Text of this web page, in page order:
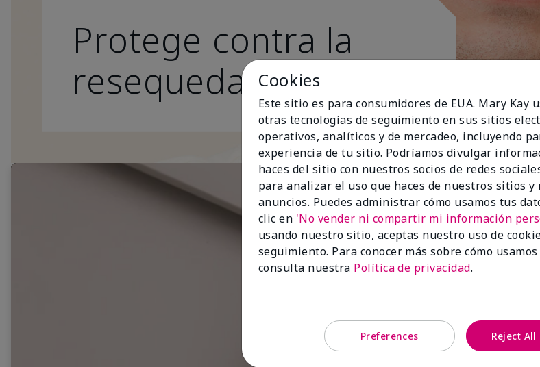
Protege contra la
resequedad.Cookies
Este sitio es para consumidores de EUA. Mary Kay
otras tecnologías de seguimiento en sus sitios
operativos, analíticos y de mercadeo, incluyendo
experiencia de tu sitio. Podríamos divulgar
haces del sitio con nuestros socios de redes
para analizar el uso que haces de nuestros sitios
anuncios. Puedes administrar cómo usamos tus
clic en 'No vender ni compartir mi información
usando nuestro sitio, aceptas nuestro uso de
seguimiento. Para conocer más sobre cómo
consulta nuestra Política de privacidad.
Preferences Reject All